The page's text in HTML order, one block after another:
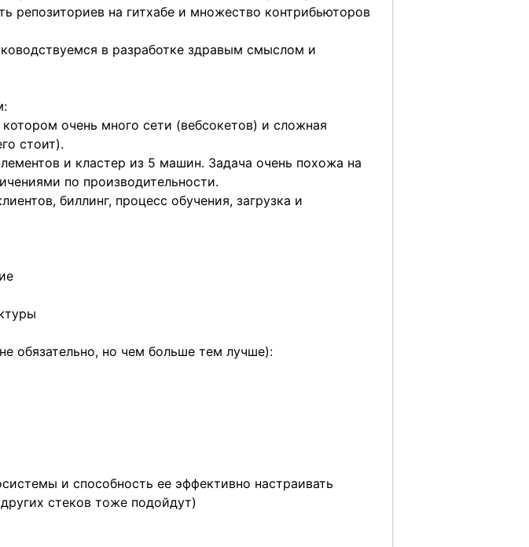
репозиториев на гитхабе и множество контрибьюторов
в разработке здравым смыслом и
очень много сети (вебсокетов) и сложная
стоит).
и кластер из 5 машин. Задача очень похожа на
по производительности.
биллинг, процесс обучения, загрузка и
обязательно, но чем больше тем лучше):
и способность ее эффективно настраивать
стеков тоже подойдут)